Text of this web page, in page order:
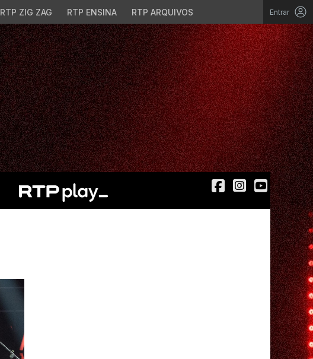
RTP ZIG ZAG RTP ENSINA RTP ARQUIVOS Entrar